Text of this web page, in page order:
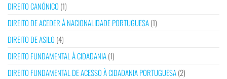
DIREITO CANÓNICO (1)
DIREITO DE ACEDER À NACIONALIDADE PORTUGUESA(1)
DIREITO DE ASILO (4)
DIREITO FUNDAMENTAL À CIDADANIA(1)
DIREITO FUNDAMENTAL DE ACESSO À CIDADANIA PORTUGUESA(2)